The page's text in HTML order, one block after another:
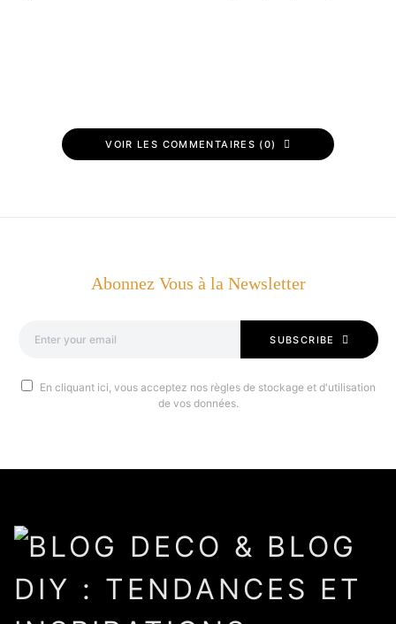
VOIR LES COMMENTAIRES (0)
Abonnez Vous à la Newsletter
SUBSCRIBE
En cliquant ici, vous acceptez nos règles de stockage et d'utilisation
de vos données.